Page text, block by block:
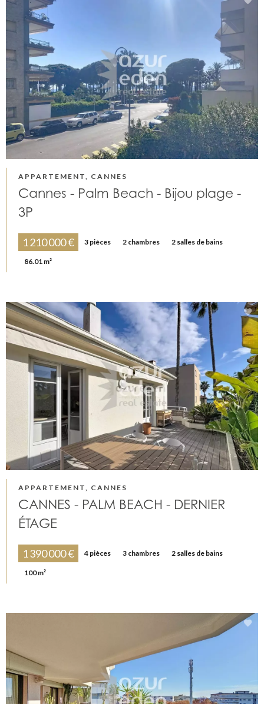
APPARTEMENT, CANNES
Cannes - Palm Beach - Bijou plage -
3P
1 210 000 € 3 pièces 2 chambres 2 salles de bains
86.01 m²
APPARTEMENT, CANNES
CANNES - PALM BEACH - DERNIER
ÉTAGE
1 390 000 € 4 pièces 3 chambres 2 salles de bains
100 m²